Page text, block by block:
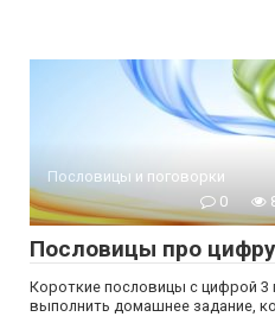
Пословицы и поговорки
0
Пословицы про
Короткие пословицы с цифрой 3
выполнить домашнее задание,